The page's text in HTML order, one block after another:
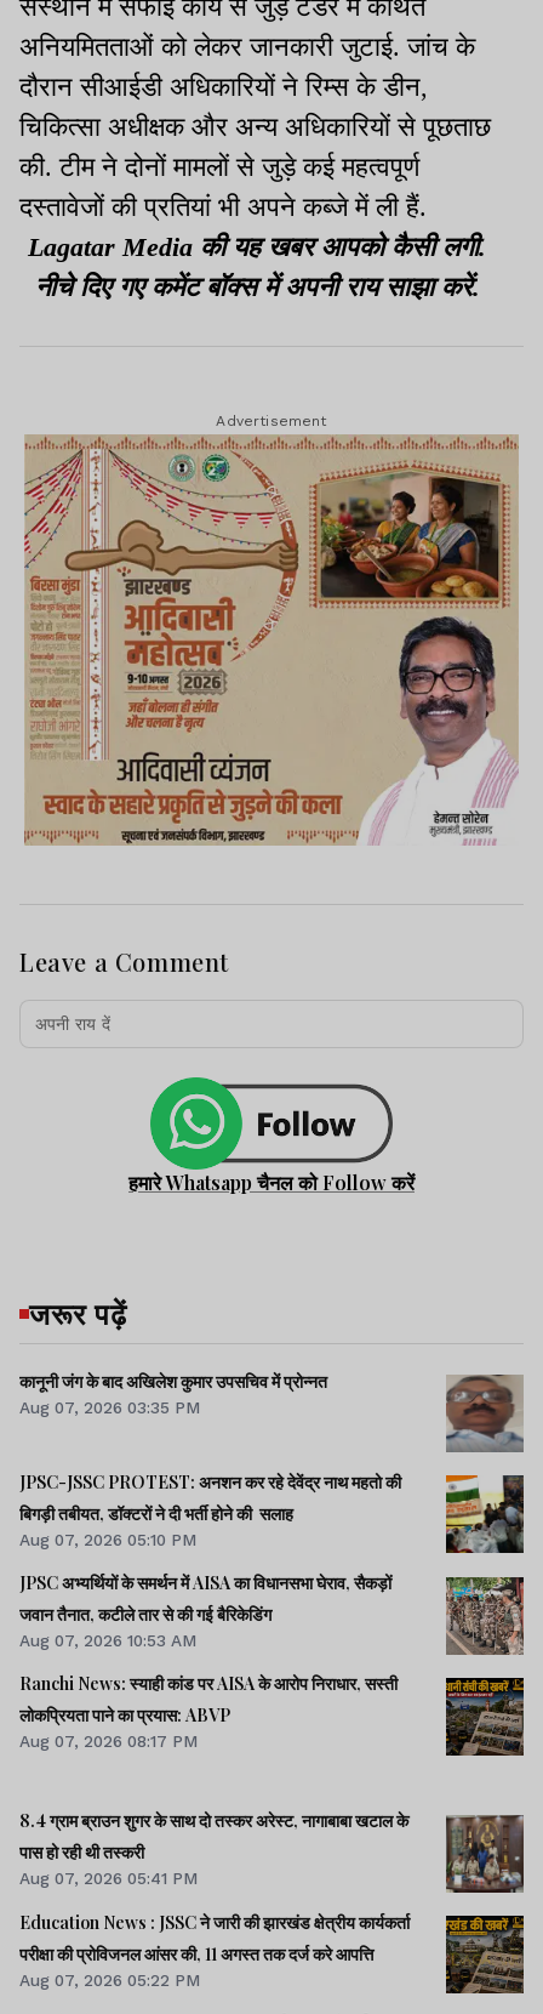
संस्थान में सफाई कार्य से जुड़े टेंडर में कथित
अनियमितताओं को लेकर जानकारी जुटाई. जांच के
दौरान सीआईडी अधिकारियों ने रिम्स के डीन,
चिकित्सा अधीक्षक और अन्य अधिकारियों से पूछताछ
की. टीम ने दोनों मामलों से जुड़े कई महत्वपूर्ण
दस्तावेजों की प्रतियां भी अपने कब्जे में ली हैं.
Lagatar Media की यह खबर आपको कैसी लगी.
नीचे दिए गए कमेंट बॉक्स में अपनी राय साझा करें.
Advertisement
Leave a Comment
हमारे Whatsapp चैनल को Follow करें
जरूर पढ़ें
कानूनी जंग के बाद अखिलेश कुमार उपसचिव में प्रोन्नत
Aug 07, 2026 03:35 PM
JPSC-JSSC PROTEST: अनशन कर रहे देवेंद्र नाथ महतो की
बिगड़ी तबीयत, डॉक्टरों ने दी भर्ती होने की सलाह
Aug 07, 2026 05:10 PM
JPSC अभ्यर्थियों के समर्थन में AISA का विधानसभा घेराव, सैकड़ों
जवान तैनात, कटीले तार से की गई बैरिकेडिंग
Aug 07, 2026 10:53 AM
Ranchi News: स्याही कांड पर AISA के आरोप निराधार, सस्ती
लोकप्रियता पाने का प्रयास: ABVP
Aug 07, 2026 08:17 PM
8.4 ग्राम ब्राउन शुगर के साथ दो तस्कर अरेस्ट, नागाबाबा खटाल के
पास हो रही थी तस्करी
Aug 07, 2026 05:41 PM
Education News : JSSC ने जारी की झारखंड क्षेत्रीय कार्यकर्ता
परीक्षा की प्रोविजनल आंसर की, 11 अगस्त तक दर्ज करे आपत्ति
Aug 07, 2026 05:22 PM